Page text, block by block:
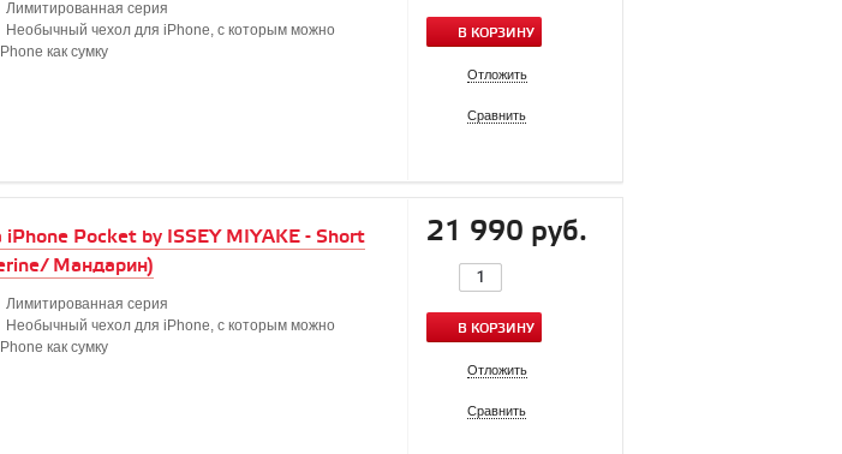
Лимитированная серия
Необычный чехол для iPhone, с которым можно
как сумку
В КОРЗИНУ
Отложить
Сравнить
iPhone Pocket by ISSEY MIYAKE - Short
Мандарин)
Лимитированная серия
Необычный чехол для iPhone, с которым можно
как сумку
21 990 руб.
В КОРЗИНУ
Отложить
Сравнить